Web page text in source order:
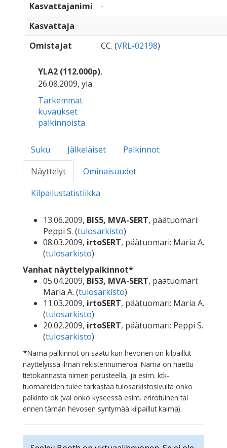
Kasvattajanimi
-
Kasvattaja
Omistajat
CC. (VRL-02198)
YLA2 (112.000p),
26.08.2009, yla
Tarkemmat
kuvaukset
palkinnoista
Suku Jälkeläiset
Palkinnot
Näyttelyt
Ominaisuudet
Kilpailustatistiikka
13.06.2009, BIS5, MVA-SERT, päätuomari:
Peppi S. (tulosarkisto)
08.03.2009, irtoSERT, päätuomari: Maria A.
(tulosarkisto)
Vanhat näyttelypalkinnot*
05.04.2009, BIS3, MVA-SERT, päätuomari:
Maria A. (tulosarkisto)
11.03.2009, irtoSERT, päätuomari: Maria A.
(tulosarkisto)
20.02.2009, irtoSERT, päätuomari: Peppi S.
(tulosarkisto)
*Nämä palkinnot on saatu kun hevonen on kilpaillut
näyttelyissä ilman rekisterinumeroa. Nämä on haettu
tietokannasta nimen perusteella, ja esim. ktk-
tuomareiden tulee tarkastaa tulosarkistosivulta onko
palkinto ok (vai onko kyseessä esim. erirotuinen tai
ennen tämän hevosen syntymää kilpaillut kaima).